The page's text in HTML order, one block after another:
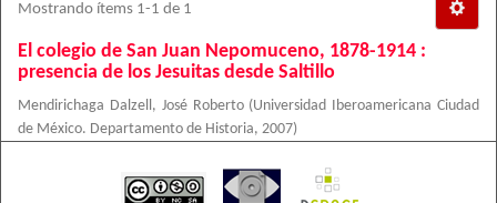
Mostrando ítems 1-1 de 1
El colegio de San Juan Nepomuceno, 1878-1914 :
presencia de los Jesuitas desde Saltillo
Mendirichaga Dalzell, José Roberto (Universidad Iberoamericana Ciudad
de México. Departamento de Historia, 2007)